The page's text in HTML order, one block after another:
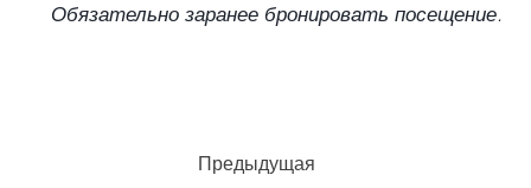
Обязательно заранее бронировать посещение.
Предыдущая